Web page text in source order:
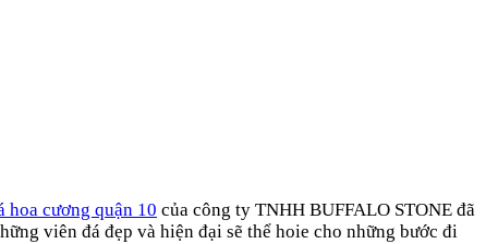
hoa cương quận 10 của công ty TNHH BUFFALO STONE đã
viên đá đẹp và hiện đại sẽ thể hoie cho những bước đi